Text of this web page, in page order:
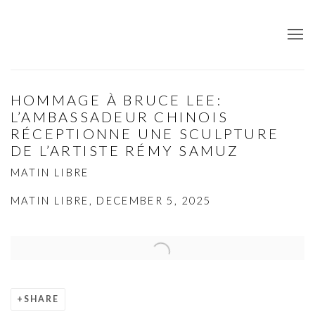
HOMMAGE À BRUCE LEE:
L’AMBASSADEUR CHINOIS
RÉCEPTIONNE UNE SCULPTURE
DE L’ARTISTE RÉMY SAMUZ
MATIN LIBRE
MATIN LIBRE, DECEMBER 5, 2025
Open a larger version of the following image in a popup:
SHARE